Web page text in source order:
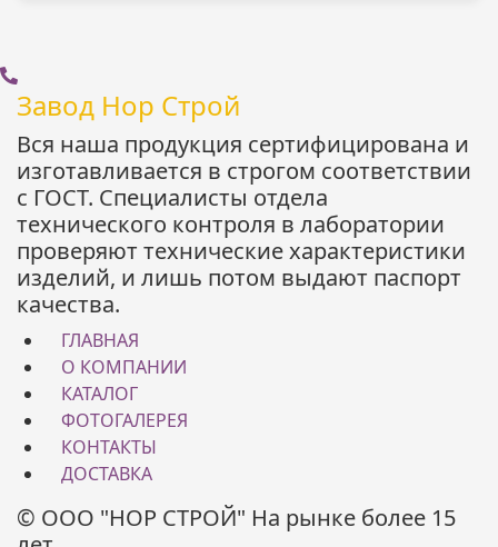
Завод Нор Строй
Вся наша продукция сертифицирована и
изготавливается в строгом соответствии
с ГОСТ. Специалисты отдела
технического контроля в лаборатории
проверяют технические характеристики
изделий, и лишь потом выдают паспорт
качества.
ГЛАВНАЯ
О КОМПАНИИ
КАТАЛОГ
ФОТОГАЛЕРЕЯ
КОНТАКТЫ
ДОСТАВКА
© ООО "НОР СТРОЙ" На рынке более 15